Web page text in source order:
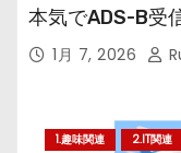
本気でADS-B受
1月 7, 2026
1.趣味関連 2.IT関連